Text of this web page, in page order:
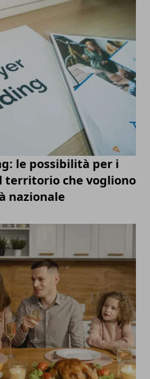
le possibilità per i
territorio che vogliono
nazionale